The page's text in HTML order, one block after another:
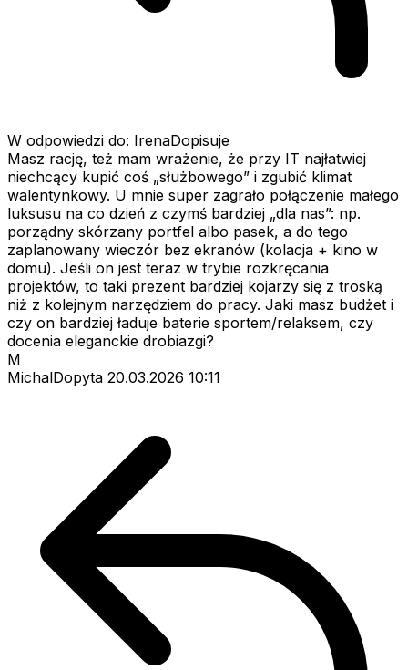
W odpowiedzi do: IrenaDopisuje
Masz rację, też mam wrażenie, że przy IT najłatwiej
niechcący kupić coś „służbowego” i zgubić klimat
walentynkowy. U mnie super zagrało połączenie małego
luksusu na co dzień z czymś bardziej „dla nas”: np.
porządny skórzany portfel albo pasek, a do tego
zaplanowany wieczór bez ekranów (kolacja + kino w
domu). Jeśli on jest teraz w trybie rozkręcania
projektów, to taki prezent bardziej kojarzy się z troską
niż z kolejnym narzędziem do pracy. Jaki masz budżet i
czy on bardziej ładuje baterie sportem/relaksem, czy
docenia eleganckie drobiazgi?
M
MichalDopyta 20.03.2026 10:11